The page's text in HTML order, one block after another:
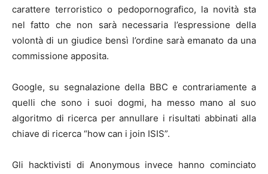
carattere terroristico o pedopornografico, la novità sta
nel fatto che non sarà necessaria l’espressione della
volontà di un giudice bensì l’ordine sarà emanato da una
commissione apposita.
Google, su segnalazione della BBC e contrariamente a
quelli che sono i suoi dogmi, ha messo mano al suo
algoritmo di ricerca per annullare i risultati abbinati alla
chiave di ricerca “how can i join ISIS”.
Gli hacktivisti di Anonymous invece hanno cominciato